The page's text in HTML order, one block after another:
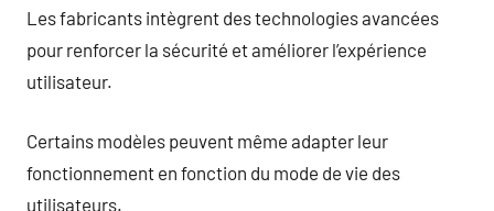
Les fabricants intègrent des technologies avancées
pour renforcer la sécurité et améliorer l’expérience
utilisateur.
Certains modèles peuvent même adapter leur
fonctionnement en fonction du mode de vie des
utilisateurs.